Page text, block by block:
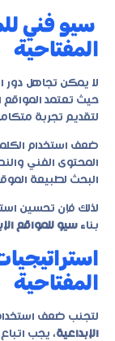
سيو فني
المفتاحية
لا يمكن تجاهل دور
حيث تعتمد المواقع
لتقديم تجربة
ضعف استخدام
المحتوى الفني
البحث لطبيعة
لذلك فإن تحسين
بناء سيو للمواقع
المفتاحية
لتجنب ضعف
الإبداعية، يجب